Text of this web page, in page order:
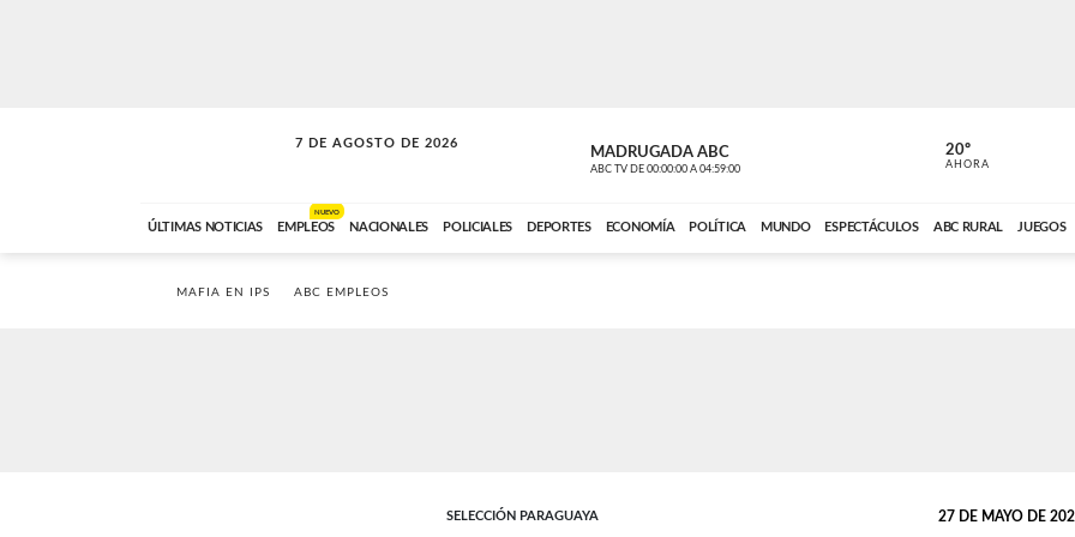
7 DE AGOSTO DE 2026
SOLO MÚSICA MADRUGADA ABC
ABC TV DE 00:00:00 A 04:59:00 ABC CARDINAL
20º
AHORA
ÚLTIMAS NOTICIAS EMPLEOS
NUEVO
NACIONALES POLICIALES DEPORTES ECONOMÍA POLÍTICA MUNDO ESPECTÁCULOS ABC RURAL JUEGOS
MAFIA EN IPS ABC EMPLEOS
SELECCIÓN PARAGUAYA 27 DE MAYO DE